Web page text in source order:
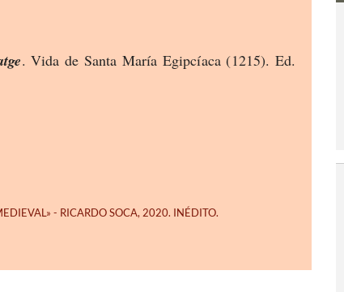
. Vida de Santa María Egipcíaca (1215). Ed.